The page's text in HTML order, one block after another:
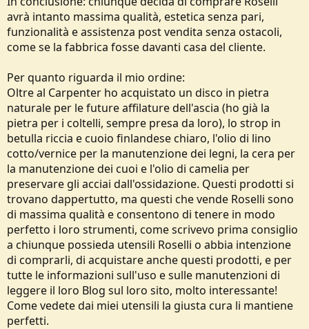
avrà intanto massima qualità, estetica senza pari,
funzionalità e assistenza post vendita senza ostacoli,
come se la fabbrica fosse davanti casa del cliente.
Per quanto riguarda il mio ordine:
Oltre al Carpenter ho acquistato un disco in pietra
naturale per le future affilature dell'ascia (ho già la
pietra per i coltelli, sempre presa da loro), lo strop in
betulla riccia e cuoio finlandese chiaro, l'olio di lino
cotto/vernice per la manutenzione dei legni, la cera per
la manutenzione dei cuoi e l'olio di camelia per
preservare gli acciai dall'ossidazione. Questi prodotti si
trovano dappertutto, ma questi che vende Roselli sono
di massima qualità e consentono di tenere in modo
perfetto i loro strumenti, come scrivevo prima consiglio
a chiunque possieda utensili Roselli o abbia intenzione
di comprarli, di acquistare anche questi prodotti, e per
tutte le informazioni sull'uso e sulle manutenzioni di
leggere il loro Blog sul loro sito, molto interessante!
Come vedete dai miei utensili la giusta cura li mantiene
perfetti.